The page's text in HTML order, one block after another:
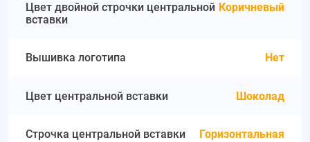
Цвет двойной строчки центральной
вставки
Коричневый
Вышивка логотипа Нет
Цвет центральной вставки Шоколад
Строчка центральной вставки Горизонтальная